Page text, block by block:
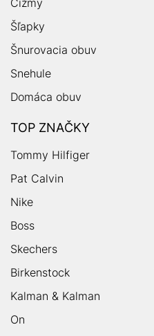
Šľapky
Šnurovacia obuv
Snehule
Domáca obuv
TOP ZNAČKY
Tommy Hilfiger
Pat Calvin
Nike
Boss
Skechers
Birkenstock
Kalman & Kalman
On